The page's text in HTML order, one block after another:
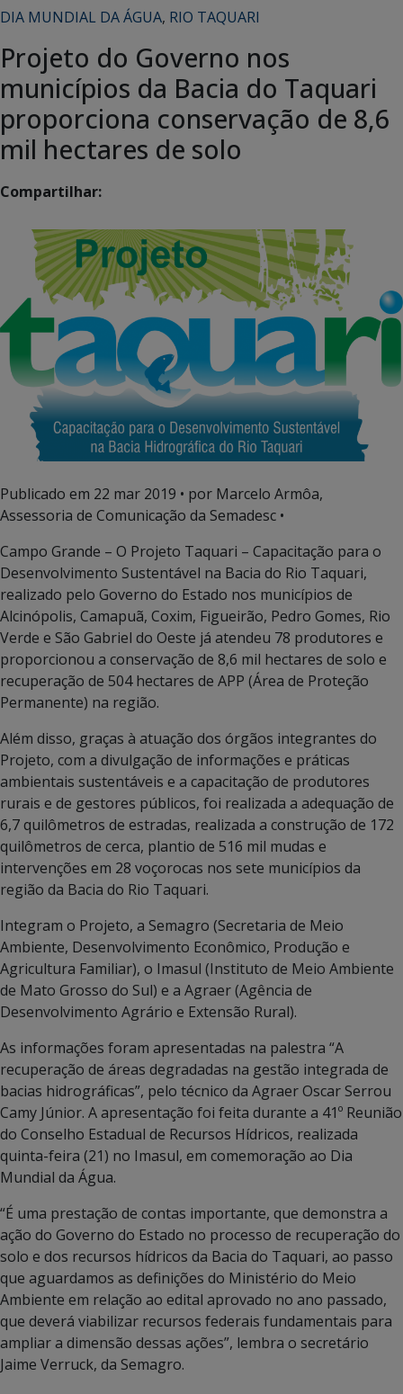
DIA MUNDIAL DA ÁGUA, RIO TAQUARI
Projeto do Governo nos
municípios da Bacia do Taquari
proporciona conservação de 8,6
mil hectares de solo
Compartilhar:
Publicado em 22 mar 2019 • por Marcelo Armôa,
Assessoria de Comunicação da Semadesc •
Campo Grande – O Projeto Taquari – Capacitação para o
Desenvolvimento Sustentável na Bacia do Rio Taquari,
realizado pelo Governo do Estado nos municípios de
Alcinópolis, Camapuã, Coxim, Figueirão, Pedro Gomes, Rio
Verde e São Gabriel do Oeste já atendeu 78 produtores e
proporcionou a conservação de 8,6 mil hectares de solo e
recuperação de 504 hectares de APP (Área de Proteção
Permanente) na região.
Além disso, graças à atuação dos órgãos integrantes do
Projeto, com a divulgação de informações e práticas
ambientais sustentáveis e a capacitação de produtores
rurais e de gestores públicos, foi realizada a adequação de
6,7 quilômetros de estradas, realizada a construção de 172
quilômetros de cerca, plantio de 516 mil mudas e
intervenções em 28 voçorocas nos sete municípios da
região da Bacia do Rio Taquari.
Integram o Projeto, a Semagro (Secretaria de Meio
Ambiente, Desenvolvimento Econômico, Produção e
Agricultura Familiar), o Imasul (Instituto de Meio Ambiente
de Mato Grosso do Sul) e a Agraer (Agência de
Desenvolvimento Agrário e Extensão Rural).
As informações foram apresentadas na palestra “A
recuperação de áreas degradadas na gestão integrada de
bacias hidrográficas”, pelo técnico da Agraer Oscar Serrou
Camy Júnior. A apresentação foi feita durante a 41º Reunião
do Conselho Estadual de Recursos Hídricos, realizada
quinta-feira (21) no Imasul, em comemoração ao Dia
Mundial da Água.
“É uma prestação de contas importante, que demonstra a
ação do Governo do Estado no processo de recuperação do
solo e dos recursos hídricos da Bacia do Taquari, ao passo
que aguardamos as definições do Ministério do Meio
Ambiente em relação ao edital aprovado no ano passado,
que deverá viabilizar recursos federais fundamentais para
ampliar a dimensão dessas ações”, lembra o secretário
Jaime Verruck, da Semagro.